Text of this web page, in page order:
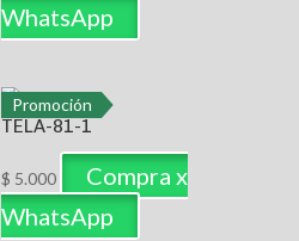
WhatsApp
Promoción
TELA-81-1
$ 5.000
Compra x
WhatsApp